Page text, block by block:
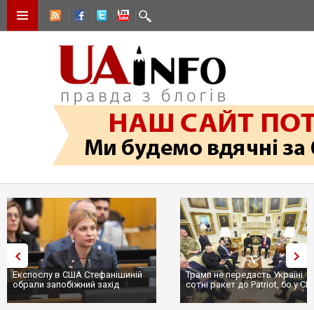
Експослу в США Стефанішиній
обрали запобіжний захід
Трамп не передасть Україні
сотні ракет до Patriot, бо у
...